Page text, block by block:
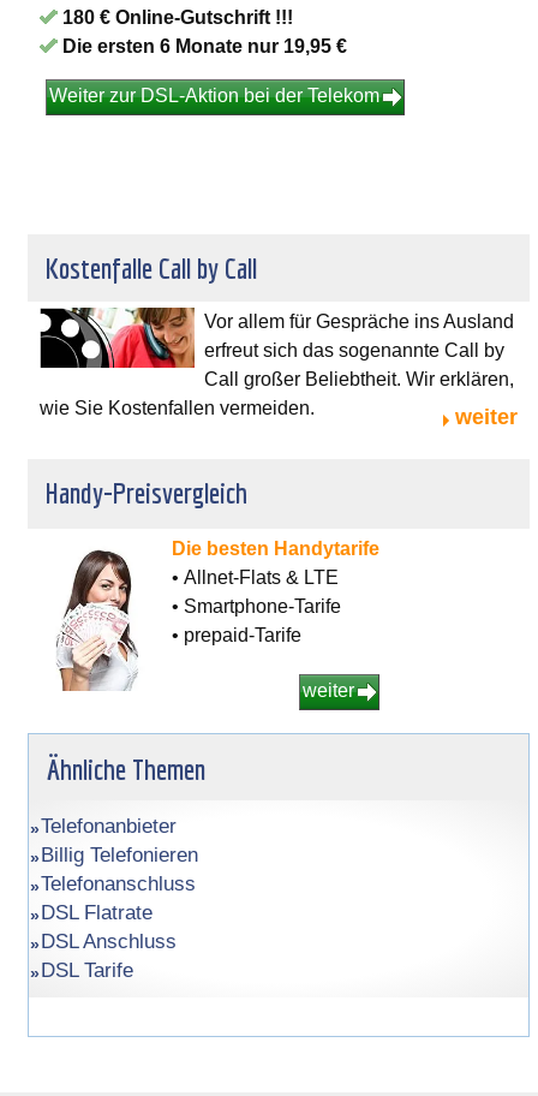
180 € Online-Gutschrift !!!
Die ersten 6 Monate nur 19,95 €
Weiter zur DSL-Aktion bei der Telekom
Kostenfalle Call by Call
Vor allem für Gespräche ins Ausland
erfreut sich das sogenannte Call by
Call großer Beliebtheit. Wir erklären,
wie Sie Kostenfallen vermeiden.
weiter
Handy-Preisvergleich
Die besten Handytarife
• Allnet-Flats & LTE
• Smartphone-Tarife
• prepaid-Tarife
weiter
Ähnliche Themen
Telefonanbieter
Billig Telefonieren
Telefonanschluss
DSL Flatrate
DSL Anschluss
DSL Tarife